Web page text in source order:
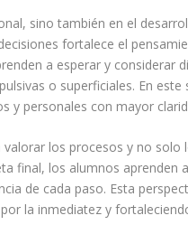
sino también en el
fortalece el
a esperar y considerar
o superficiales. En
y personales con mayor
los procesos y no solo
final, los alumnos aprenden
de cada paso. Esta
la inmediatez y